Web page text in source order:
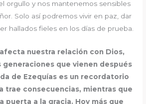
orgullo y nos mantenemos sensibles
Solo así podremos vivir en paz, dar
hallados fieles en los días de prueba.
nuestra relación con Dios,
generaciones que vienen después
de Ezequías es un recordatorio
trae consecuencias, mientras que
puerta a la gracia. Hoy más que